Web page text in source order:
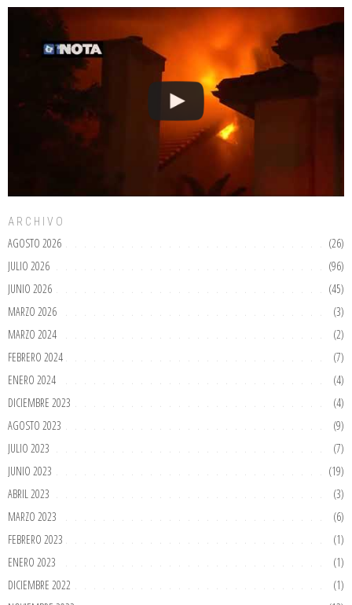
ARCHIVO
AGOSTO 2026
(26)
JULIO 2026
(96)
JUNIO 2026
(45)
MARZO 2026
(3)
MARZO 2024
(2)
FEBRERO 2024
(7)
ENERO 2024
(4)
DICIEMBRE 2023
(4)
AGOSTO 2023
(9)
JULIO 2023
(7)
JUNIO 2023
(19)
ABRIL 2023
(3)
MARZO 2023
(6)
FEBRERO 2023
(1)
ENERO 2023
(1)
DICIEMBRE 2022
(1)